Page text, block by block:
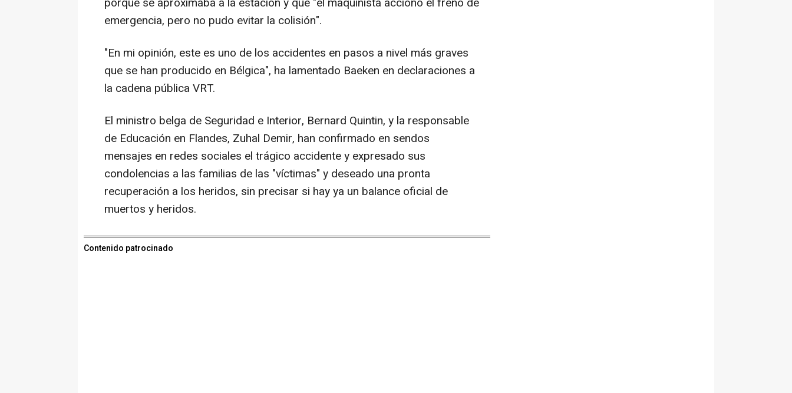
emergencia, pero no pudo evitar la colisión".
"En mi opinión, este es uno de los accidentes en pasos a nivel más graves
que se han producido en Bélgica", ha lamentado Baeken en declaraciones a
la cadena pública VRT.
El ministro belga de Seguridad e Interior, Bernard Quintin, y la responsable
de Educación en Flandes, Zuhal Demir, han confirmado en sendos
mensajes en redes sociales el trágico accidente y expresado sus
condolencias a las familias de las "víctimas" y deseado una pronta
recuperación a los heridos, sin precisar si hay ya un balance oficial de
muertos y heridos.
Contenido patrocinado